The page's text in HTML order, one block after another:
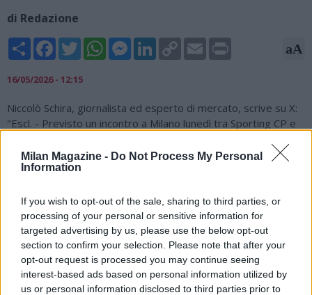
Milan Magazine - Do Not Process My Personal
Information
If you wish to opt-out of the sale, sharing to third parties, or
processing of your personal or sensitive information for
targeted advertising by us, please use the below opt-out
section to confirm your selection. Please note that after your
opt-out request is processed you may continue seeing
interest-based ads based on personal information utilized by
us or personal information disclosed to third parties prior to
di Redazione
Share FacebookTwitterWhatsAppMessengerLinkedInCopy
Link
Email aA
16/05/2026 - 12:15
Niccolò Schira, giornalista ed esperto di mercato, scrive su X:
"Escl. - Previsto un incontro a Milano lunedì tra Sporting CP e
inclusi) per cedere il centrocampista. Doumbia ha dato il via
libera al trasferimento allo Sporting con un contratto fino al
?? Excl. - Expected a meeting in Milan in Monday between
#SportingCPand#Venezia for Issa#Doumbia. Venezia ask
25M (bonuses included) to sell the midfielder. Doumbia has
given the green light to join#Sporting with a contract until
2031. Sporting are set to offer around 18-20M
https://t.co/uNTBRjESRU